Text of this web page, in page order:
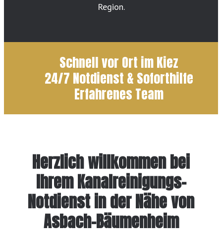
Region.
Schnell vor Ort im Kiez
24/7 Notdienst & Soforthilfe
Erfahrenes Team
Herzlich willkommen bei
Ihrem Kanalreinigungs-
Notdienst in der Nähe von
Asbach-Bäumenheim